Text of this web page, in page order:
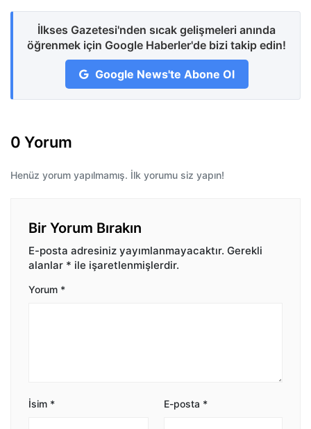
İlkses Gazetesi'nden sıcak gelişmeleri anında
öğrenmek için Google Haberler'de bizi takip edin!
Google News'te Abone Ol
0 Yorum
Henüz yorum yapılmamış. İlk yorumu siz yapın!
Bir Yorum Bırakın
E-posta adresiniz yayımlanmayacaktır. Gerekli
alanlar * ile işaretlenmişlerdir.
Yorum *
İsim * E-posta *